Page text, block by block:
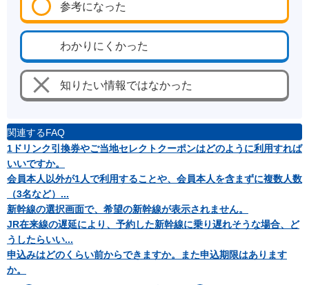
参考になった
わかりにくかった
知りたい情報ではなかった
関連するFAQ
1ドリンク引換券やご当地セレクトクーポンはどのように利用すれば
いいですか。
会員本人以外が1人で利用することや、会員本人を含まずに複数人数
（3名など）...
新幹線の選択画面で、希望の新幹線が表示されません。
JR在来線の遅延により、予約した新幹線に乗り遅れそうな場合、ど
うしたらいい...
申込みはどのくらい前からできますか。また申込期限はあります
か。